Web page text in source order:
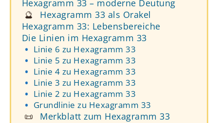
Hexagramm 33 – moderne Deutung
🔮
Hexagramm 33 als Orakel
Hexagramm 33: Lebensbereiche
Die Linien im Hexagramm 33
Linie 6 zu Hexagramm 33
Linie 5 zu Hexagramm 33
Linie 4 zu Hexagramm 33
Linie 3 zu Hexagramm 33
Linie 2 zu Hexagramm 33
Grundlinie zu Hexagramm 33
📜 Merkblatt zum Hexagramm 33